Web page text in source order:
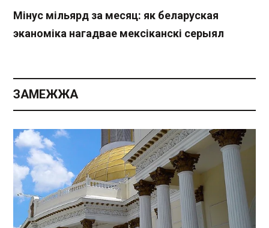
Мінус мільярд за месяц: як беларуская
эканоміка нагадвае мексіканскі серыял
ЗАМЕЖЖА